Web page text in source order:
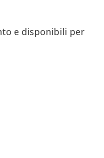
e disponibili per